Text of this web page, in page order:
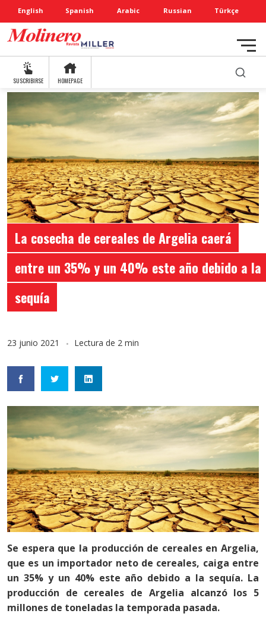
English Spanish Arabic Russian Türkçe
SUSCRIBIRSE HOMEPAGE
La cosecha de cereales de Argelia caerá
entre un 35% y un 40% este año debido a la
sequía
23 junio 2021 Lectura de 2 min
Se espera que la producción de cereales en Argelia,
que es un importador neto de cereales, caiga entre
un 35% y un 40% este año debido a la sequía. La
producción de cereales de Argelia alcanzó los 5
millones de toneladas la temporada pasada.